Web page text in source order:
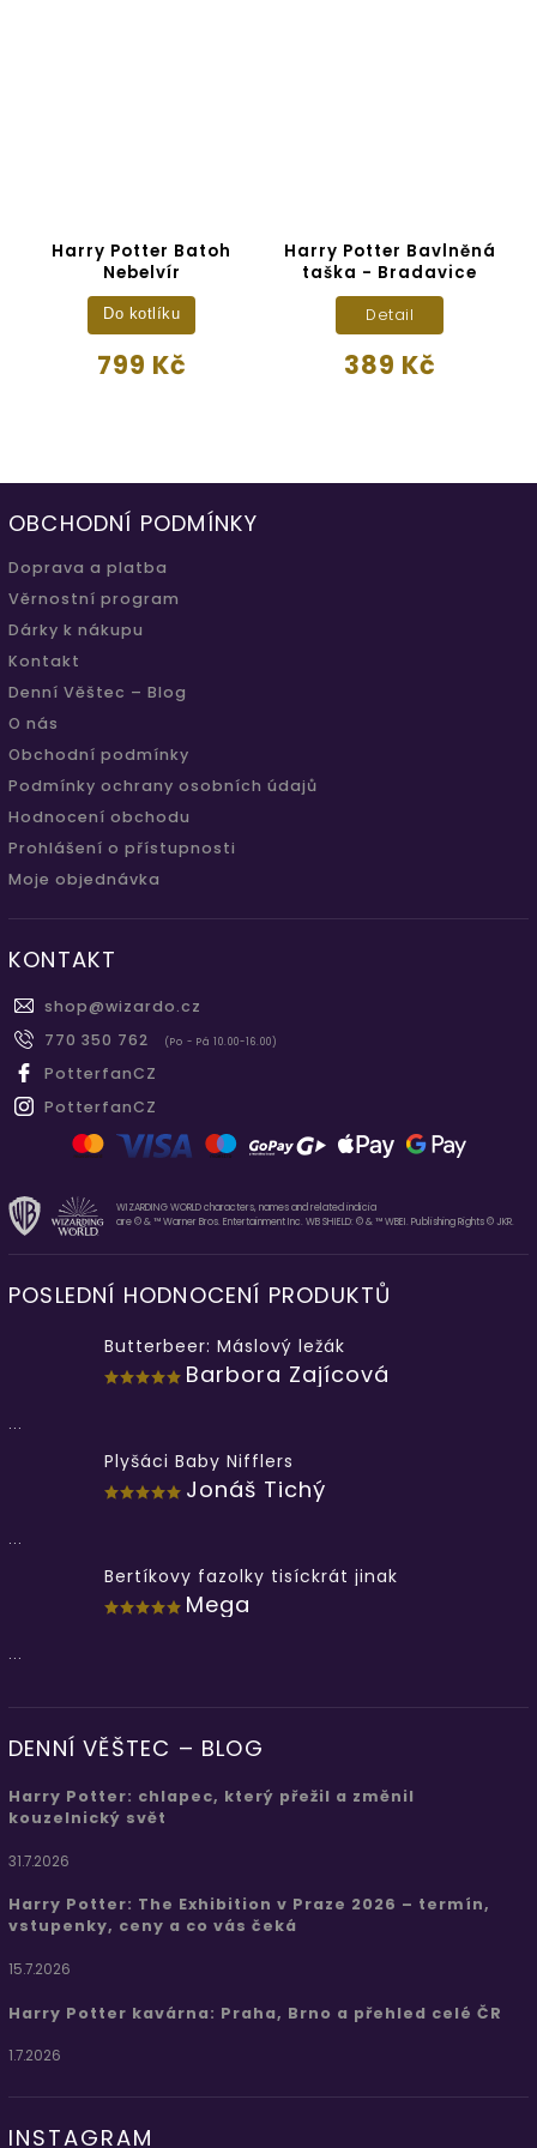
Harry Potter Batoh
Nebelvír
799 Kč
Do kotlíku
Harry Potter Bavlněná
taška - Bradavice
389 Kč
Detail
OBCHODNÍ PODMÍNKY
Doprava a platba
Věrnostní program
Dárky k nákupu
Kontakt
Denní Věštec – Blog
O nás
Obchodní podmínky
Podmínky ochrany osobních údajů
Hodnocení obchodu
Prohlášení o přístupnosti
Moje objednávka
KONTAKT
shop@wizardo.cz
770 350 762
(Po - Pá 10.00-16.00)
PotterfanCZ
PotterfanCZ
WIZARDING WORLD characters, names and related indicia
are © & ™ Warner Bros. Entertainment Inc. WB SHIELD: © & ™ WBEI. Publishing Rights © JKR.
POSLEDNÍ HODNOCENÍ PRODUKTŮ
Butterbeer: Máslový ležák
Barbora Zajícová
...
Plyšáci Baby Nifflers
Jonáš Tichý
...
Bertíkovy fazolky tisíckrát jinak
Mega
...
DENNÍ VĚŠTEC – BLOG
Harry Potter: chlapec, který přežil a změnil
kouzelnický svět
31.7.2026
Harry Potter: The Exhibition v Praze 2026 – termín,
vstupenky, ceny a co vás čeká
15.7.2026
Harry Potter kavárna: Praha, Brno a přehled celé ČR
1.7.2026
INSTAGRAM